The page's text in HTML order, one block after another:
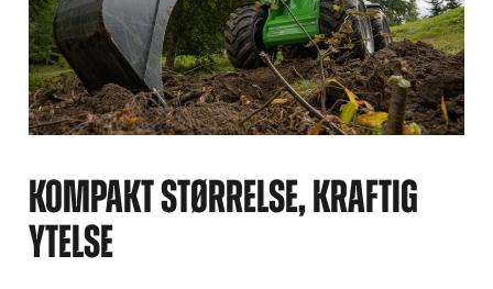
KOMPAKT STØRRELSE, KRAFTIG
YTELSE